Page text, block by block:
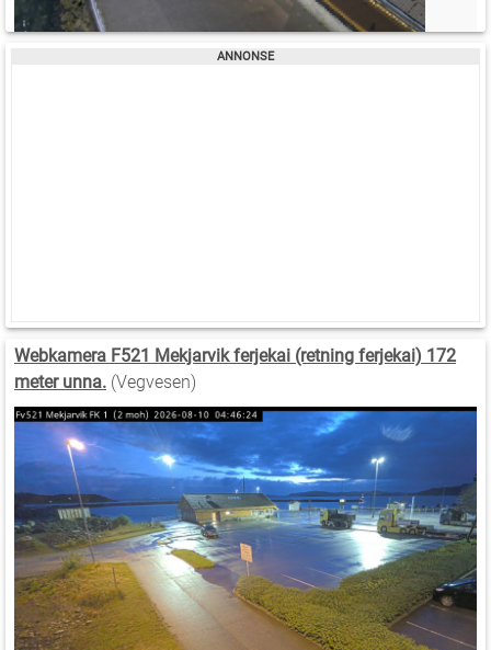
Webkamera F521 Mekjarvik ferjekai (retning ferjekai) 172
meter unna. (Vegvesen)